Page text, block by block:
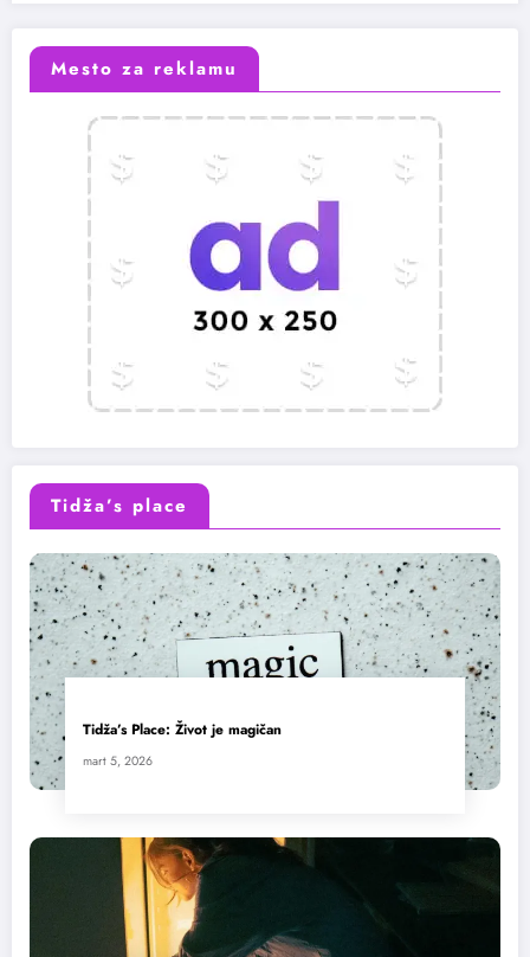
Mesto za reklamu
Tidža’s place
Tidža’s Place: Život je magičan
mart 5, 2026